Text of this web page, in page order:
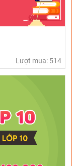
Lượt mua: 514